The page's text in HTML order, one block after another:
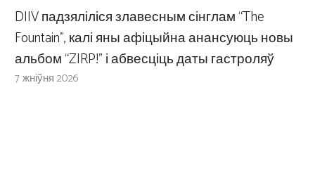
DIIV падзяліліся злавесным сінглам “The
Fountain”, калі яны афіцыйна анансуюць новы
альбом “ZIRP!” і абвесціць даты гастроляў
7 жніўня 2026